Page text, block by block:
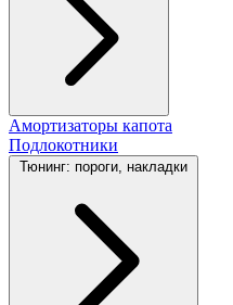
Амортизаторы капота
Подлокотники
Тюнинг: пороги, накладки